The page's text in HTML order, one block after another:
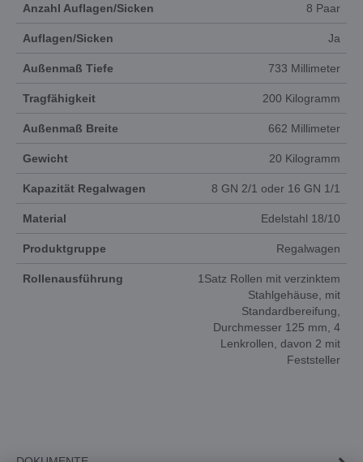
Anzahl Auflagen/Sicken 8 Paar
Auflagen/Sicken Ja
Außenmaß Tiefe 733 Millimeter
Tragfähigkeit 200 Kilogramm
Außenmaß Breite 662 Millimeter
Gewicht 20 Kilogramm
Kapazität Regalwagen 8 GN 2/1 oder 16 GN 1/1
Material Edelstahl 18/10
Produktgruppe Regalwagen
Rollenausführung
1Satz Rollen mit verzinktem
Stahlgehäuse, mit
Standardbereifung,
Durchmesser 125 mm, 4
Lenkrollen, davon 2 mit
Feststeller